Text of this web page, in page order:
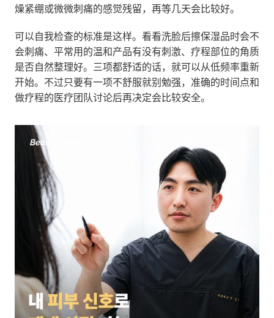
燥紧绷或微微刺痛的感觉残留，再等几天会比较好。
可以自我检查的标准是这样。看看洗脸后擦保湿品时会不
会刺痛、平常用的温和产品有没有刺激、疗程部位的角质
是否自然整理好。三项都舒适的话，就可以从低频率重新
开始。不过只要有一项不舒服就别勉强，准确的时间点和
做疗程的医疗团队讨论后再决定会比较安全。